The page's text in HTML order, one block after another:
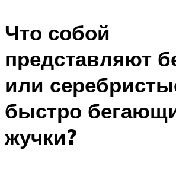
Что собой
представляют
или
быстро
жучки?